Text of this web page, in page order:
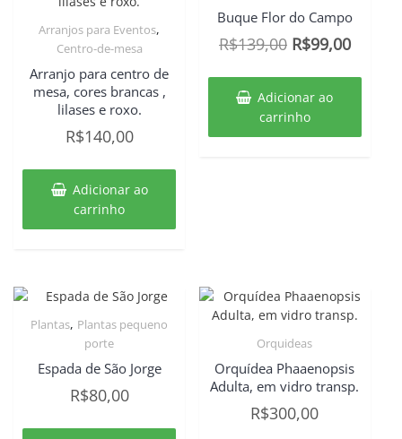
Arranjos para Eventos,
Centro-de-mesa
Arranjo para centro de
mesa, cores brancas ,
lilases e roxo.
R$140,00
Adicionar ao
carrinho
Buque Flor do Campo
R$139,00 O
original
era:
R$139,00.
R$99,00O
Adicionar ao
carrinho
Plantas, Plantas pequeno
porte
Espada de São Jorge
R$80,00
Orquideas
Orquídea Phaaenopsis
Adulta, em vidro transp.
R$300,00